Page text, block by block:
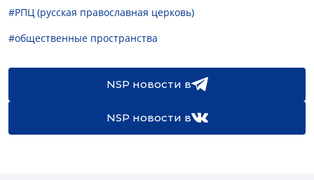
#РПЦ (русская православная церковь)
#общественные пространства
NSP новости в
NSP новости в